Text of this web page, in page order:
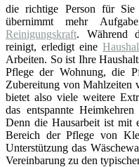
die richtige Person für Sie
übernimmt mehr
Reinigungskraft. Während
reinigt, erledigt eine
Arbeiten. So ist Ihre
Pflege der Wohnung, die
Zubereitung von Mahlzeiten
bietet also viele weitere
das entspannte
Denn die Hausarbeit ist mit
Bereich der Pflege von
Unterstützung das
Vereinbarung zu den